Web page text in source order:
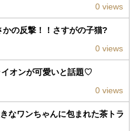
0 views
の反撃！！さすがの子猫?
0 views
オンが可愛いと話題♡
0 views
なワンちゃんに包まれた茶トラ